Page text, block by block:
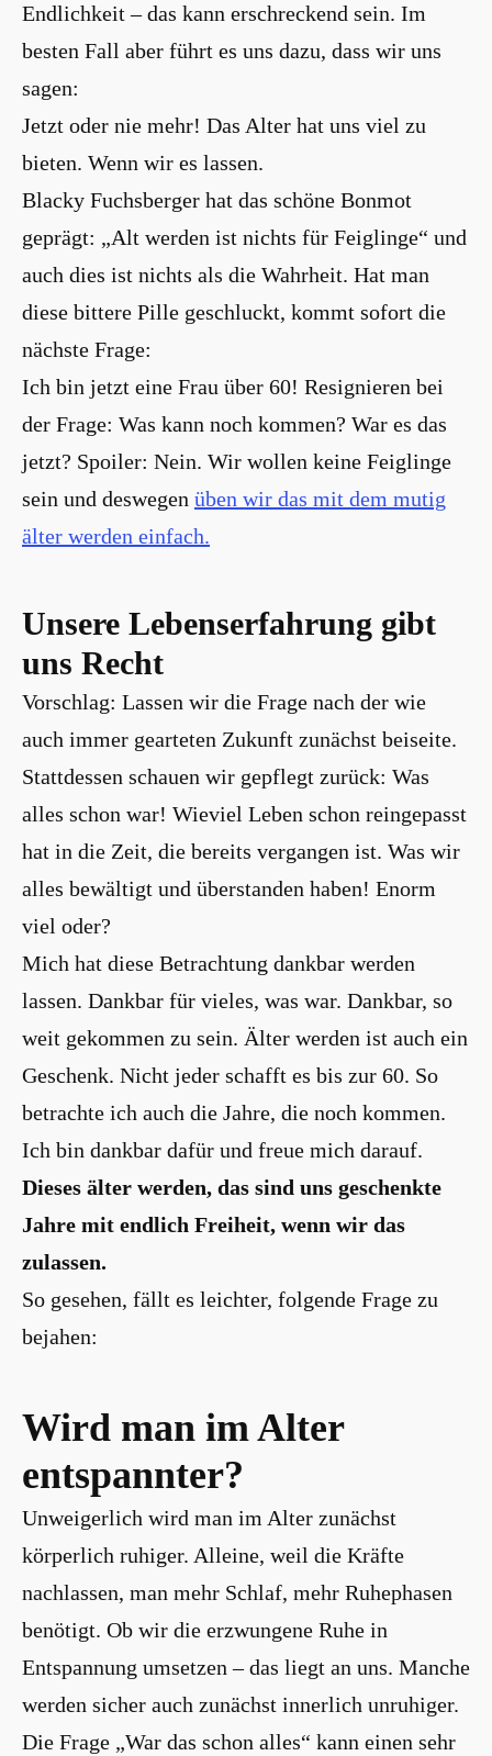
Endlichkeit – das kann erschreckend sein. Im
besten Fall aber führt es uns dazu, dass wir uns
sagen:
Jetzt oder nie mehr! Das Alter hat uns viel zu
bieten. Wenn wir es lassen.
Blacky Fuchsberger hat das schöne Bonmot
geprägt: „Alt werden ist nichts für Feiglinge“ und
auch dies ist nichts als die Wahrheit. Hat man
diese bittere Pille geschluckt, kommt sofort die
nächste Frage:
Ich bin jetzt eine Frau über 60! Resignieren bei
der Frage: Was kann noch kommen? War es das
jetzt? Spoiler: Nein. Wir wollen keine Feiglinge
sein und deswegen üben wir das mit dem mutig
älter werden einfach.
Unsere Lebenserfahrung gibt
uns Recht
Vorschlag: Lassen wir die Frage nach der wie
auch immer gearteten Zukunft zunächst beiseite.
Stattdessen schauen wir gepflegt zurück: Was
alles schon war! Wieviel Leben schon reingepasst
hat in die Zeit, die bereits vergangen ist. Was wir
alles bewältigt und überstanden haben! Enorm
viel oder?
Mich hat diese Betrachtung dankbar werden
lassen. Dankbar für vieles, was war. Dankbar, so
weit gekommen zu sein. Älter werden ist auch ein
Geschenk. Nicht jeder schafft es bis zur 60. So
betrachte ich auch die Jahre, die noch kommen.
Ich bin dankbar dafür und freue mich darauf.
Dieses älter werden, das sind uns geschenkte
Jahre mit endlich Freiheit, wenn wir das
zulassen.
So gesehen, fällt es leichter, folgende Frage zu
bejahen:
Wird man im Alter
entspannter?
Unweigerlich wird man im Alter zunächst
körperlich ruhiger. Alleine, weil die Kräfte
nachlassen, man mehr Schlaf, mehr Ruhephasen
benötigt. Ob wir die erzwungene Ruhe in
Entspannung umsetzen – das liegt an uns. Manche
werden sicher auch zunächst innerlich unruhiger.
Die Frage „War das schon alles“ kann einen sehr